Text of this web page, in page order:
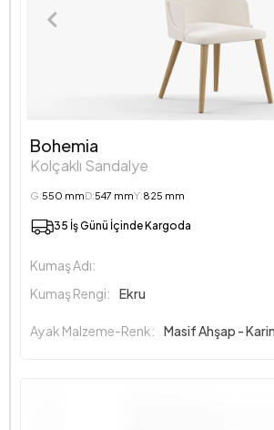
Bohemia
Kolçaklı Sandalye
G:550 mmD:547 mmY:825 mm
35 İş Günü İçinde Kargoda
Kumaş Adı:
Kumaş Rengi:
Ekru
Ayak Malzeme-Renk: Masif Ahşap -